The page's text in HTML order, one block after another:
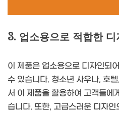
3. 업소용으로 적합한 디
이 제품은 업소용으로 디자인되
수 있습니다. 청소년 사우나, 호
서 이 제품을 활용하여 고객들에
습니다. 또한, 고급스러운 디자